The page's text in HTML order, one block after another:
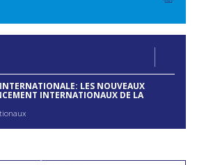
LES NOUVEAUX
INTERNATIONAUX DE LA